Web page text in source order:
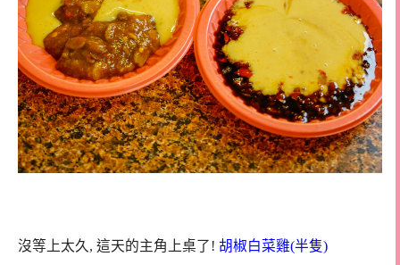
沒等上太久, 這天的主角上桌了! 胡椒白菜雞(半隻)